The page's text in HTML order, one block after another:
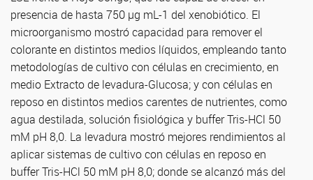
presencia de hasta 750 µg mL-1 del xenobiótico. El
microorganismo mostró capacidad para remover el
colorante en distintos medios líquidos, empleando tanto
metodologías de cultivo con células en crecimiento, en
medio Extracto de levadura-Glucosa; y con células en
reposo en distintos medios carentes de nutrientes, como
agua destilada, solución fisiológica y buffer Tris-HCl 50
mM pH 8,0. La levadura mostró mejores rendimientos al
aplicar sistemas de cultivo con células en reposo en
buffer Tris-HCl 50 mM pH 8,0; donde se alcanzó más del